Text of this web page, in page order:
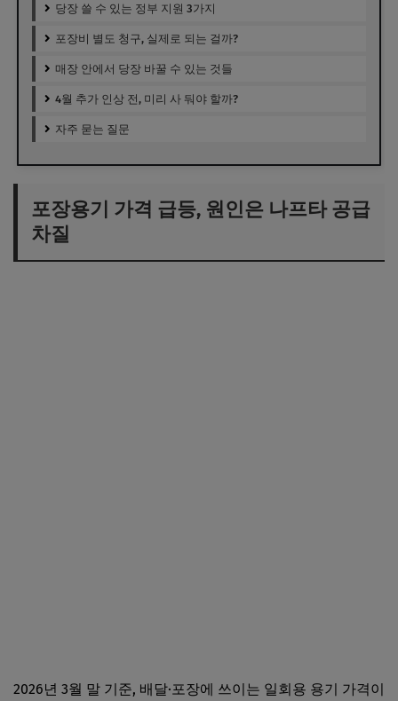
당장 쓸 수 있는 정부 지원 3가지
포장비 별도 청구, 실제로 되는 걸까?
매장 안에서 당장 바꿀 수 있는 것들
4월 추가 인상 전, 미리 사 둬야 할까?
자주 묻는 질문
포장용기 가격 급등, 원인은 나프타 공급
차질
2026년 3월 말 기준, 배달·포장에 쓰이는 일회용 용기 가격이